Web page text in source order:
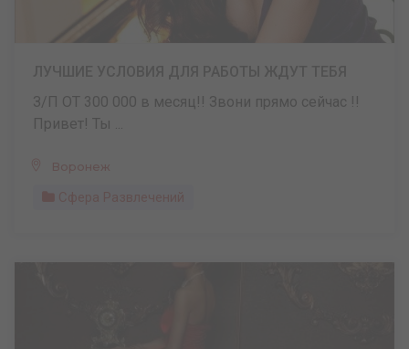
З/П ОТ 300 000 в месяц!! Звони прямо сейчас !!
Привет! Ты ...
Воронеж
Сфера Развлечений